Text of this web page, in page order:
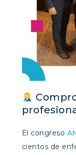
El congreso
cientos de